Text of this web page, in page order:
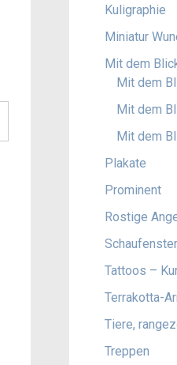
Kuligraphie
Miniatur
Mit dem
Mit dem
Mit dem
Mit dem
Plakate
Prominent
Rostige
Tattoos –
Terrakotta-
Tiere,
Treppen